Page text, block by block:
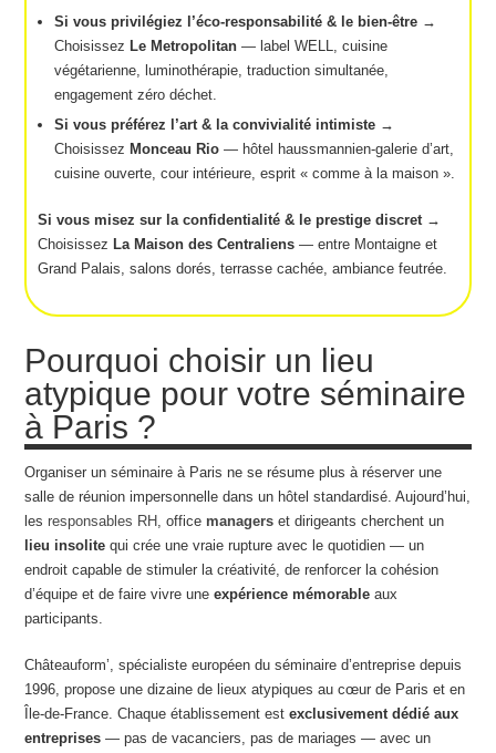
Si vous privilégiez l’éco-responsabilité & le bien-être →
Choisissez Le Metropolitan — label WELL, cuisine
végétarienne, luminothérapie, traduction simultanée,
engagement zéro déchet.
Si vous préférez l’art & la convivialité intimiste →
Choisissez Monceau Rio — hôtel haussmannien-galerie d’art,
cuisine ouverte, cour intérieure, esprit « comme à la maison ».
Si vous misez sur la confidentialité & le prestige discret →
Choisissez La Maison des Centraliens — entre Montaigne et
Grand Palais, salons dorés, terrasse cachée, ambiance feutrée.
Pourquoi choisir un lieu
atypique pour votre séminaire
à Paris ?
Organiser un séminaire à Paris ne se résume plus à réserver une
salle de réunion impersonnelle dans un hôtel standardisé. Aujourd’hui,
lesresponsables RH , office managers et dirigeants cherchent un
lieu insolite qui crée une vraie rupture avec le quotidien — un
endroit capable de stimuler la créativité, de renforcer la cohésion
d’équipe et de faire vivre uneexpérience mémorable aux
participants.
Châteauform’, spécialiste européen du séminaire d’entreprise depuis
1996, propose une dizaine de lieux atypiques au cœur de Paris et en
Île-de-France. Chaque établissement estexclusivement dédié aux
entreprises — pas de vacanciers, pas de mariages — avec un